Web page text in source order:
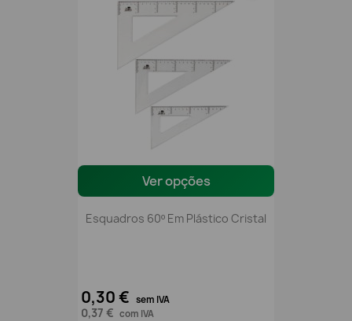
Ver opções
Esquadros 60º Em Plástico Cristal
0,30 € sem IVA
0,37 € com IVA